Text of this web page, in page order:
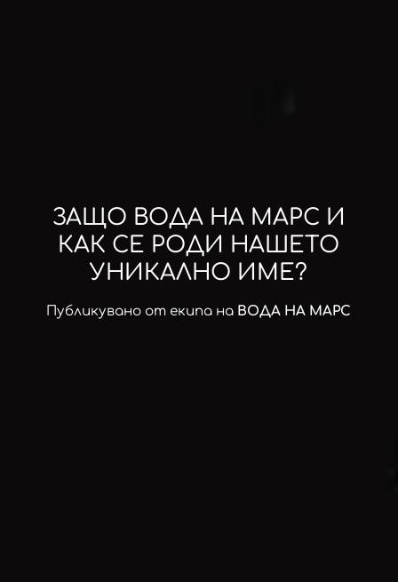
ЗАЩО ВОДА НА МАРС И
КАК СЕ РОДИ НАШЕТО
УНИКАЛНО ИМЕ?
Публикувано от екипа на ВОДА НА МАРС